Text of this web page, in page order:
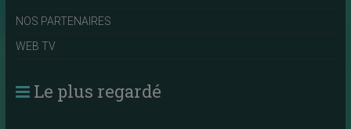
NOS PARTENAIRES
WEB TV
Le plus regardé